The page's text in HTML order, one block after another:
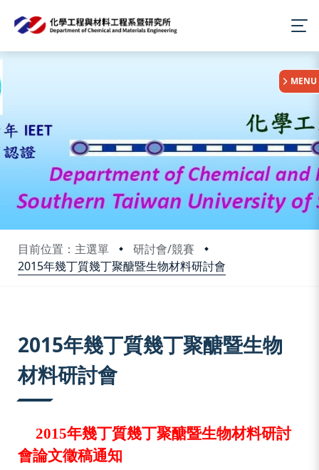
目前位置：主選單
研討會/競賽
2015年幾丁質幾丁聚醣暨生物材料研討會
:::
MENU
2015年幾丁質幾丁聚醣暨生物
材料研討會
2015年幾丁質幾丁聚醣暨生物材料研討
會論文徵稿通知